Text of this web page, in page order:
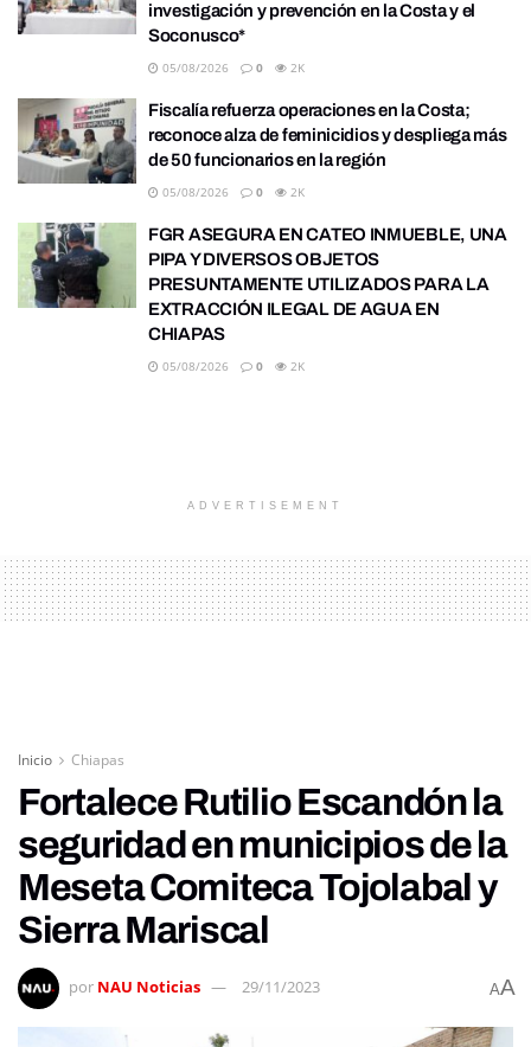
investigación y prevención en la Costa y el
Soconusco*
05/08/2026 0 2K
Fiscalía refuerza operaciones en la Costa;
reconoce alza de feminicidios y despliega más
de 50 funcionarios en la región
05/08/2026 0 2K
FGR ASEGURA EN CATEO INMUEBLE, UNA
PIPA Y DIVERSOS OBJETOS
PRESUNTAMENTE UTILIZADOS PARA LA
EXTRACCIÓN ILEGAL DE AGUA EN
CHIAPAS
05/08/2026 0 2K
ADVERTISEMENT
Inicio Chiapas
Fortalece Rutilio Escandón la
seguridad en municipios de la
Meseta Comiteca Tojolabal y
Sierra Mariscal
por NAU Noticias 29/11/2023 AA